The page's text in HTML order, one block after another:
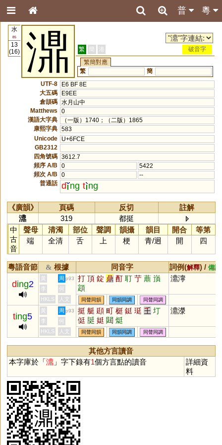
粵
普
水
85
13
(16)
濎 繁 簡 港
破音字
繁簡對應
繁
簡
UTF-8
E6 BF 8E
大五碼
E9EE
倉頡碼 水月山中
Matthews
0
漢語大字典
（一版）1740；（二版）1865
康熙字典 583
Unicode
U+6FCE
GB2312
四角號碼 3612.7
頻序 A/B
0
5422
頻次 A/B
0
--
普通話 d ng t ng
《廣韻》 頁碼 反切
註解
濎
319
都挺
中
古
音
聲母 清濁 部位 聲調 韻攝 韻目 開合
等第
端
全清 舌 上 梗 青/迥 開 四
粵語音節 & 根據 同音字 詞例(解釋) / 備註
ding2
黃 周 p93 打 頂 錠 鼎 酊 耵 艼 薡 嵿
顁
濎濘
李
何
HKLS
人文 同聲同韻 同韻同調 同聲同調
ting5
黃 周 p93 挺 艇 頲 町 梃 鋌 珽 𡈼 圢
侹 脡 娗 閮 烶
濎濴
李
何
HKLS
人文 同聲同韻 同韻同調 同聲同調
其他方言讀音
本字庫於「濎 」字下錄有1個方言點的讀音
詳細資
料